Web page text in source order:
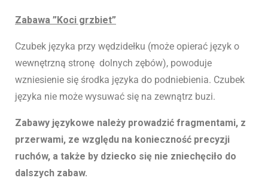
Zabawa ”Koci grzbiet”
Czubek języka przy wędzidełku (może opierać język o
wewnętrzną stronę dolnych zębów), powoduje
wzniesienie się środka języka do podniebienia. Czubek
języka nie może wysuwać się na zewnątrz buzi.
Zabawy językowe należy prowadzić fragmentami, z
przerwami, ze względu na konieczność precyzji
ruchów, a także by dziecko się nie zniechęciło do
dalszych zabaw.